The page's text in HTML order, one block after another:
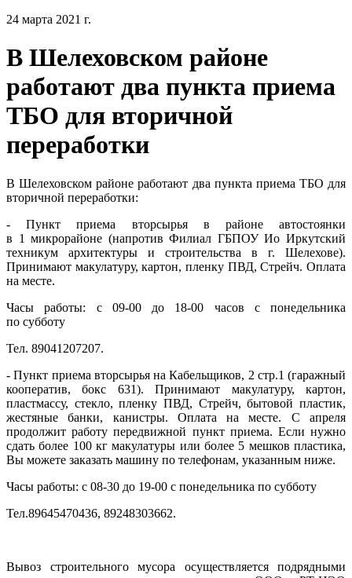
24 марта 2021 г.
В Шелеховском районе
работают два пункта приема
ТБО для вторичной
переработки
В Шелеховском районе работают два пункта приема ТБО для
вторичной переработки:
- Пункт приема вторсырья в районе автостоянки
в 1 микрорайоне (напротив Филиал ГБПОУ Ио Иркутский
техникум архитектуры и строительства в г. Шелехове).
Принимают макулатуру, картон, пленку ПВД, Стрейч. Оплата
на месте.
Часы работы: с 09-00 до 18-00 часов с понедельника
по субботу
Тел. 89041207207.
- Пункт приема вторсырья на Кабельщиков, 2 стр.1 (гаражный
кооператив, бокс 631). Принимают макулатуру, картон,
пластмассу, стекло, пленку ПВД, Стрейч, бытовой пластик,
жестяные банки, канистры. Оплата на месте. С апреля
продолжит работу передвижной пункт приема. Если нужно
сдать более 100 кг макулатуры или более 5 мешков пластика,
Вы можете заказать машину по телефонам, указанным ниже.
Часы работы: с 08-30 до 19-00 с понедельника по субботу
Тел.89645470436, 89248303662.
Вывоз строительного мусора осуществляется подрядными